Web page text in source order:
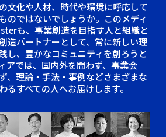
文化や人材、時代や環境に呼応して
のではないでしょうか。このメディ
も、事業創造を目指す人と組織と
造パートナーとして、常に新しい理
し、豊かなコミュニティを創ろうと
アでは、国内外を問わず、事業会
、理論・手法・事例などさまざまな
るすべての人へお届けします。